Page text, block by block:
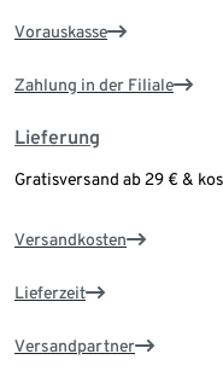
Vorauskasse
Zahlung in der Filiale
Lieferung
Gratisversand ab 29 € &
Versandkosten
Lieferzeit
Versandpartner